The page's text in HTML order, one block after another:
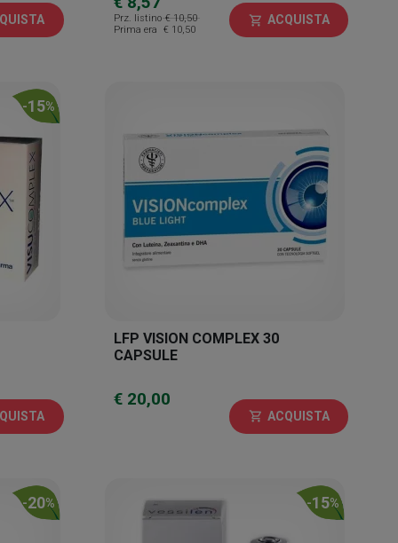
Prz. listino € 10,50
Prima era
€ 10,50
shopping_cart ACQUISTA
-15%
LFP VISION COMPLEX 30
CAPSULE
€ 20,00
shopping_cart ACQUISTA
-20% -15%